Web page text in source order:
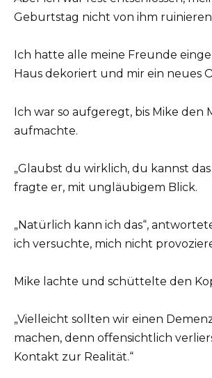
Geburtstag nicht von ihm ruinieren
Ich hatte alle meine Freunde
Haus dekoriert und mir ein neues
Ich war so aufgeregt, bis Mike den
aufmachte.
„Glaubst du wirklich, du kannst das
fragte er, mit ungläubigem Blick.
„Natürlich kann ich das“,
ich versuchte, mich nicht
Mike lachte und schüttelte den
„Vielleicht sollten wir einen
machen, denn offensichtlich
Kontakt zur Realität.“